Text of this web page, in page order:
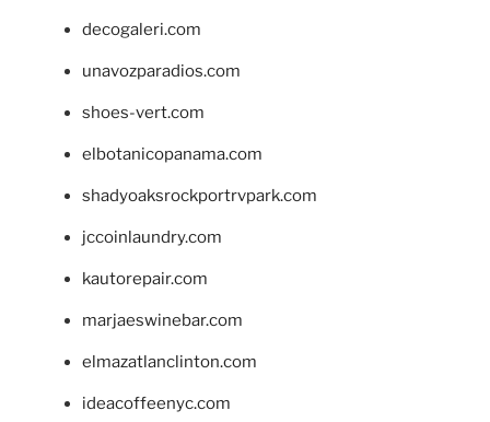
decogaleri.com
unavozparadios.com
shoes-vert.com
elbotanicopanama.com
shadyoaksrockportrvpark.com
jccoinlaundry.com
kautorepair.com
marjaeswinebar.com
elmazatlanclinton.com
ideacoffeenyc.com